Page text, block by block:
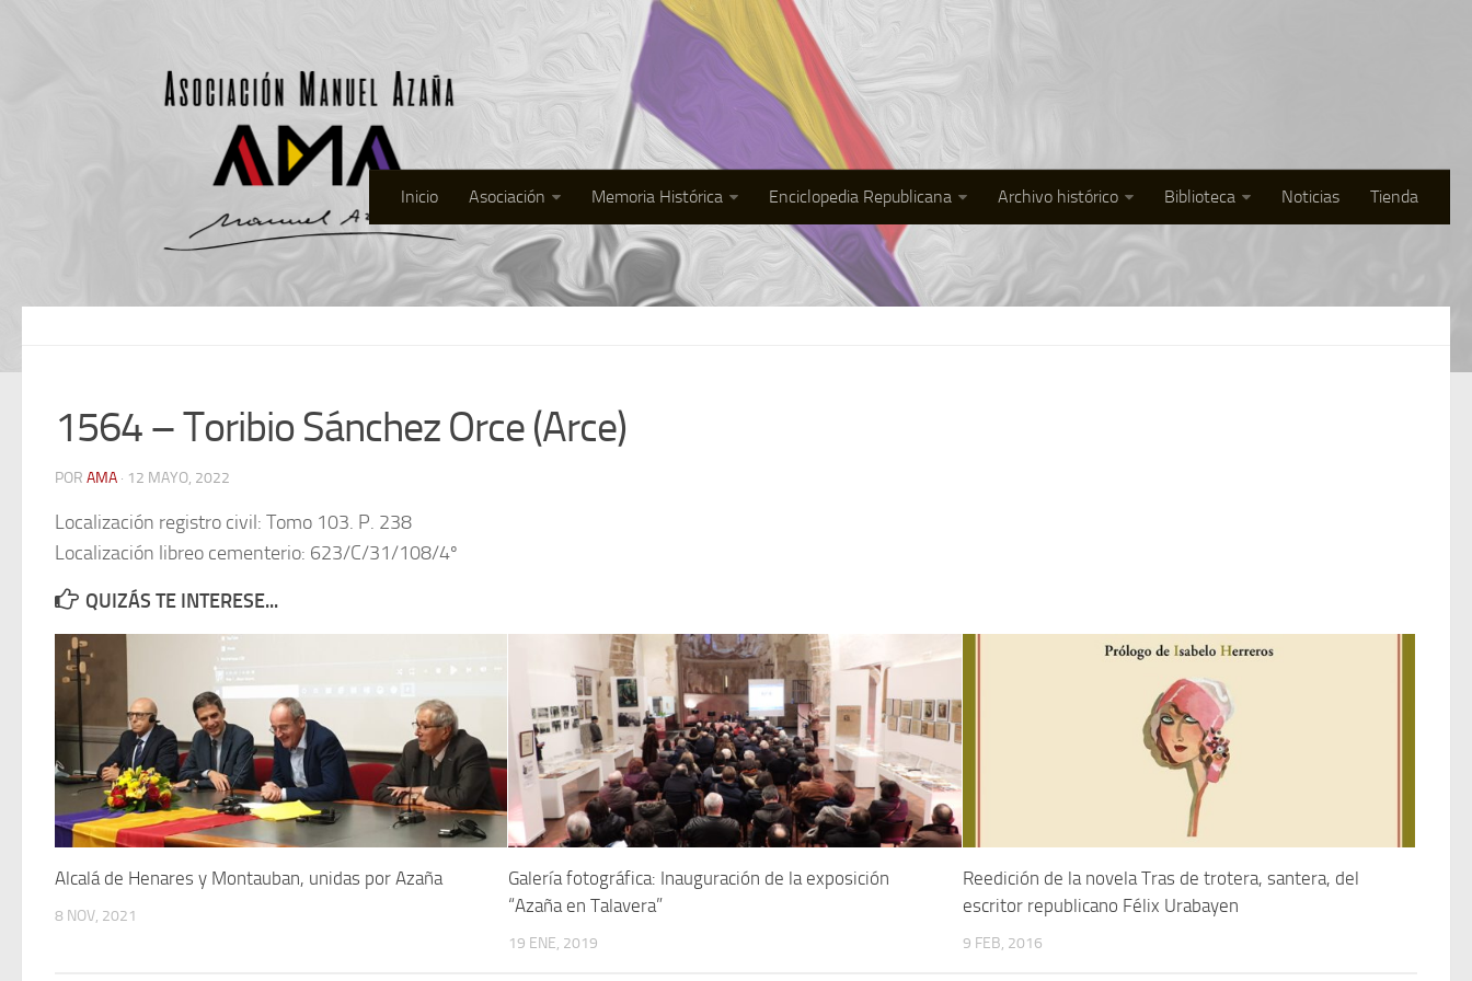
Inicio Asociación Memoria Histórica Enciclopedia Republicana Archivo histórico Biblioteca Noticias Tienda
1564 – Toribio Sánchez Orce (Arce)
POR AMA · 12 MAYO, 2022
Localización registro civil: Tomo 103. P. 238
Localización libreo cementerio: 623/C/31/108/4º
QUIZÁS TE INTERESE...
Alcalá de Henares y Montauban, unidas por Azaña
8 NOV, 2021
Galería fotográfica: Inauguración de la exposición
“Azaña en Talavera”
19 ENE, 2019
Reedición de la novela Tras de trotera, santera, del
escritor republicano Félix Urabayen
9 FEB, 2016